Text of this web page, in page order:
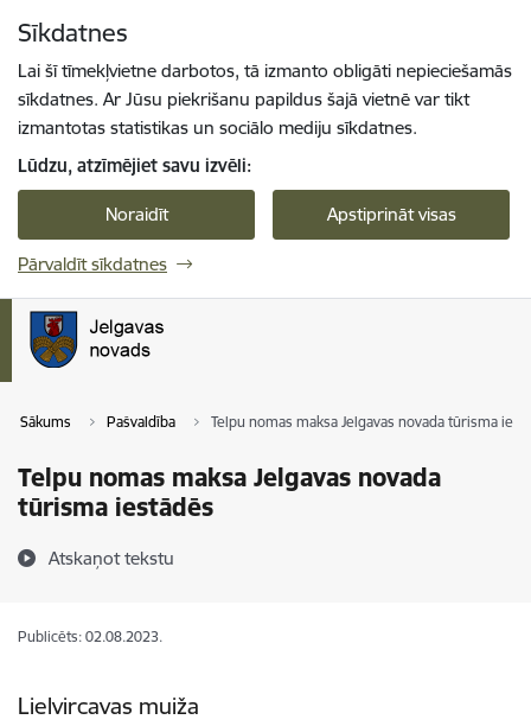
Sīkdatnes
Lai šī tīmekļvietne darbotos, tā izmanto obligāti nepieciešamās
sīkdatnes. Ar Jūsu piekrišanu papildus šajā vietnē var tikt
izmantotas statistikas un sociālo mediju sīkdatnes.
Lūdzu, atzīmējiet savu izvēli:
Noraidīt Apstiprināt visas
Pārvaldīt sīkdatnes
Sākums Pašvaldība Telpu nomas maksa Jelgavas novada tūrisma
Telpu nomas maksa Jelgavas novada
tūrisma iestādēs
Atskaņot tekstu
Publicēts: 02.08.2023.
Lielvircavas muiža